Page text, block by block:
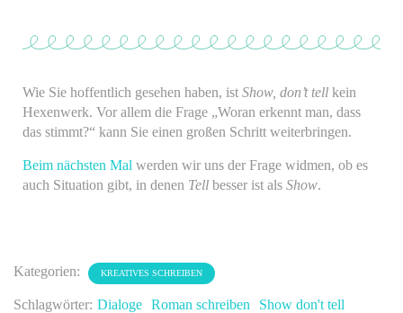
Wie Sie hoffentlich gesehen haben, ist Show, don’t tell kein
Hexenwerk. Vor allem die Frage „Woran erkennt man, dass
das stimmt?“ kann Sie einen großen Schritt weiterbringen.
Beim nächsten Mal werden wir uns der Frage widmen, ob es
auch Situation gibt, in denen Tell besser ist als Show.
Kategorien: KREATIVES SCHREIBEN
Schlagwörter: Dialoge Roman schreiben Show don't tell